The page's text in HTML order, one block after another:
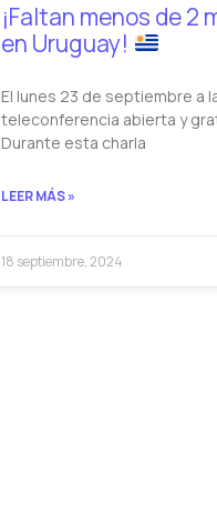
¡Faltan menos de 2
en Uruguay!
El lunes 23 de septiembre a
teleconferencia abierta y
Durante esta charla
LEER MÁS »
18 septiembre, 2024